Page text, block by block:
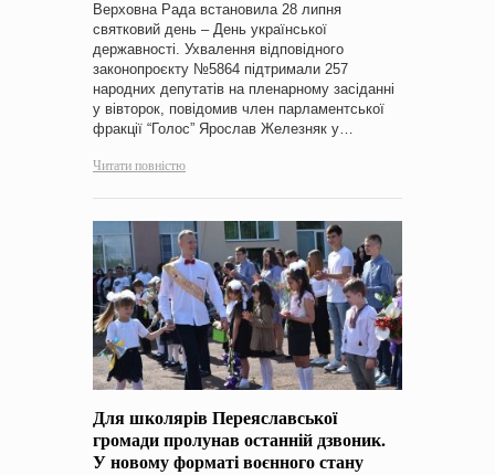
Верховна Рада встановила 28 липня
святковий день – День української
державності. Ухвалення відповідного
законопроєкту №5864 підтримали 257
народних депутатів на пленарному засіданні
у вівторок, повідомив член парламентської
фракції “Голос” Ярослав Железняк у…
Читати повністю
Для школярів Переяславської
громади пролунав останній дзвоник.
У новому форматі воєнного стану